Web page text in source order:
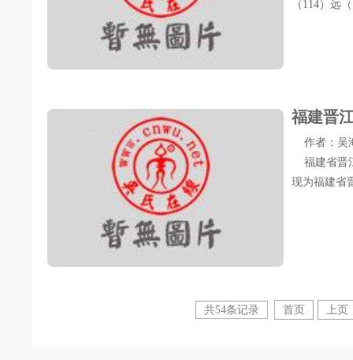
（114）远
福建晋
作者：吴
福建省晋
现为福建省
共54条记录 首页 上页